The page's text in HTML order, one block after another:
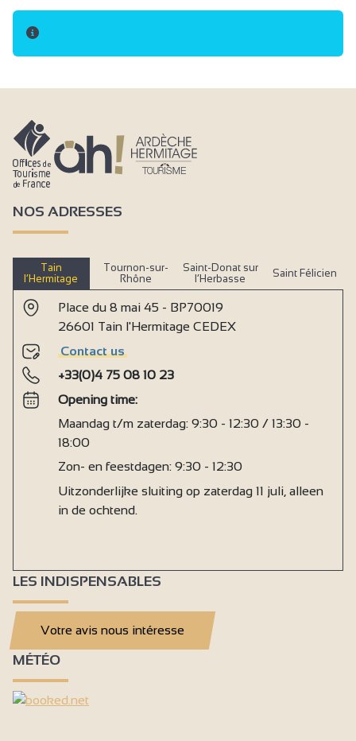
NOS ADRESSES
Tain
l’Hermitage
Tournon-sur-
Rhône
Saint-Donat sur
l’Herbasse
Saint Félicien
Place du 8 mai 45 - BP70019
26601 Tain l'Hermitage CEDEX
Contact us
+33(0)4 75 08 10 23
Opening time:
Maandag t/m zaterdag: 9:30 - 12:30 / 13:30 -
18:00
Zon- en feestdagen: 9:30 - 12:30
Uitzonderlijke sluiting op zaterdag 11 juli, alleen
in de ochtend.
LES INDISPENSABLES
Votre avis nous intéresse
MÉTÉO